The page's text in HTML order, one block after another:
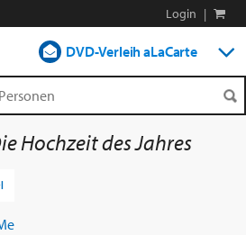
Login |
DVD-Verleih aLaCarte
Streamen
Hochzeit des Jahres
Seite